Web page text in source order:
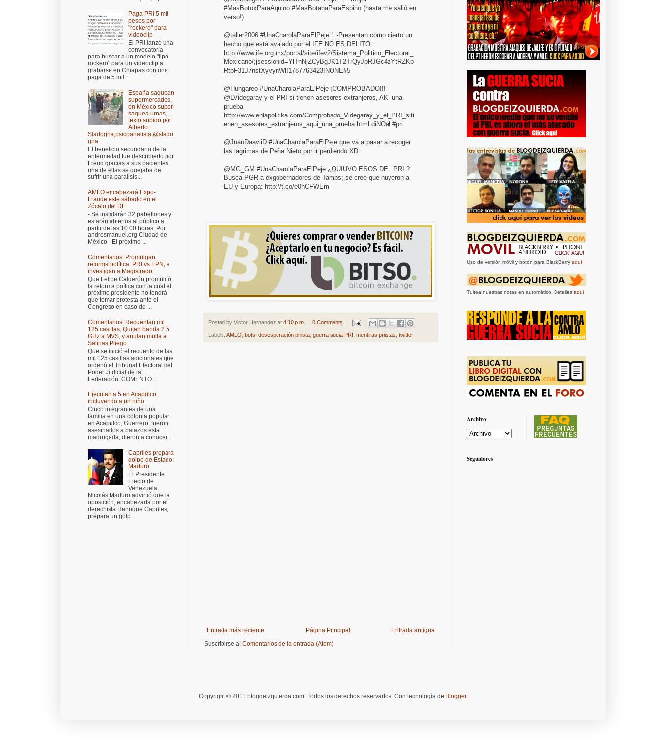
#MasBotoxParaAquino #MasBotanaParaEspino (hasta me salió en
verso!)
@taller2006 #UnaCharolaParaElPeje 1.-Presentan como cierto un
hecho que está avalado por el IFE NO ES DELITO.
http://www.ife.org.mx/portal/site/ifev2/Sistema_Politico_Electoral_
Mexicano/;jsessionid=YlTnNjZCyBgJK1T2TrQyJpRJGc4zYtRZKb
RtpF31J7nstXyvynWl!1787763423!NONE#5
@Hungareo #UnaCharolaParaElPeje ¡COMPROBADO!!!
@LVidegaray y el PRI si tienen asesores extranjeros, AKI una
prueba
http://www.enlapolitika.com/Comprobado_Videgaray_y_el_PRI_siti
enen_asesores_extranjeros_aqui_una_prueba.html diNOal #pri
las lagrimas de Peña Nieto por ir perdiendo XD
@MG_GM #UnaCharolaParaElPeje ¿QUIUVO ESOS DEL PRI ?
Busca PGR a exgobernadores de Tamps; se cree que huyeron a
EU y Europa: http://t.co/e0hCFWEm
Posted by Victor Hernandez at 4:10 p.m. 0 Comments
Labels: AMLO bots desesperación priista guerra sucia PRI mentiras priistas twitter
Entrada más reciente Entrada antigua
Página Principal
Suscribirse a: Comentarios de la entrada (Atom)
Paga PRI 5 mil
pesos por
"rockero" para
videoclip
El PRI lanzó una
convocatoria
para buscar a un modelo "tipo
rockero" para un videoclip a
grabarse en Chiapas con una
paga de 5 mil...
España saquean
supermercados,
en México super
saquea urnas,
texto subido por
Alberto
Sladogna,psicoanalista,@slado
gna
El beneficio secundario de la
enfermedad fue descubierto por
Freud gracias a sus pacientes,
una de ellas se quejaba de
sufrir una paralisis...
AMLO encabezará Expo-
Fraude este sábado en el
Zócalo del DF
- Se instalarán 32 pabellones y
estarán abiertos al público a
partir de las 10:00 horas. Por
andresmanuel.org Ciudad de
México - El próximo ...
Comentarios: Promulgan
reforma política, PRI vs EPN, e
investigan a Magistrado
Que Felipe Calderón promulgó
la reforma poítica con la cual el
próximo presidente no tendrá
que tomar protesta ante el
Congreso en caso de ...
Comentarios: Recuentan mil
125 casillas, Quitan banda 2.5
GHz a MVS, y anulan multa a
Salinas Pliego
Que se inició el recuento de las
mil 125 casillas adicionales que
ordenó el Tribunal Electoral del
Poder Judicial de la
Federación. COMENTO...
Ejecutan a 5 en Acapulco
incluyendo a un niño
Cinco integrantes de una
familia en una colonia popular
en Acapulco, Guerrero, fueron
asesinados a balazos esta
madrugada, dieron a conocer ...
Capriles prepara
golpe de Estado:
Maduro
El Presidente
Electo de
Venezuela,
Nicolás Maduro advirtió que la
oposición, encabezada por el
derechista Henrique Capriles,
prepara un golp...
Uso de versión móvil y botón para BlackBerry aquí
Tuitea nuestras notas en automático. Detalles aquí
Archivo
Seguidores
Copyright © 2011 blogdeizquierda.com. Todos los derechos reservados. Con tecnología de Blogger.